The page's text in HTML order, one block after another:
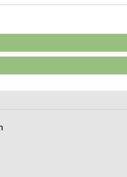
Angeboten in und